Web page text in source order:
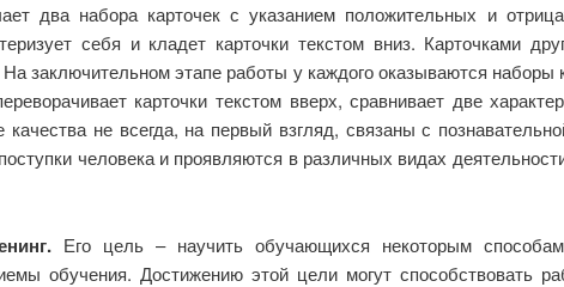
два набора карточек с указанием положительных и
себя и кладет карточки текстом вниз. Карточками
На заключительном этапе работы у каждого оказываются
карточки текстом вверх, сравнивает две
не всегда, на первый взгляд, связаны с
человека и проявляются в различных видах
Его цель – научить обучающихся некоторым
обучения. Достижению этой цели могут способствовать